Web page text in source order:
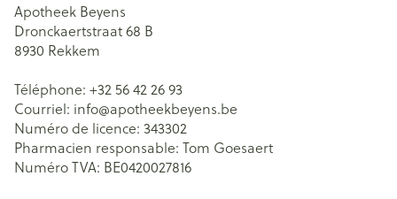
Apotheek Beyens
Dronckaertstraat 68 B
8930 Rekkem
Téléphone: +32 56 42 26 93
Courriel: info@apotheekbeyens.be
Numéro de licence: 343302
Pharmacien responsable: Tom Goesaert
Numéro TVA: BE0420027816